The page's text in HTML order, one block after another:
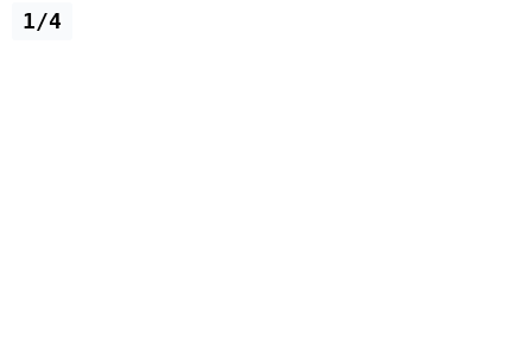
1/4